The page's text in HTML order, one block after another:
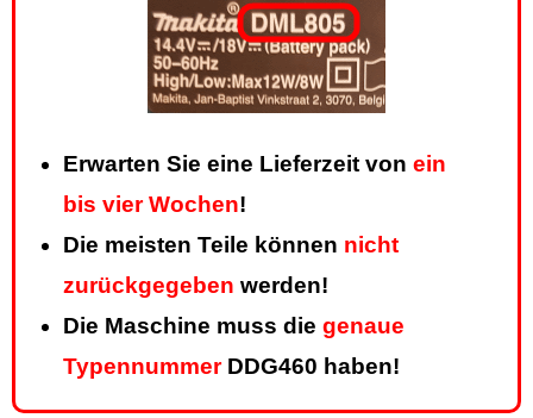
Erwarten Sie eine Lieferzeit von ein
bis vier Wochen!
Die meisten Teile können nicht
zurückgegeben werden!
Die Maschine muss die genaue
TypennummerDDG460 haben!